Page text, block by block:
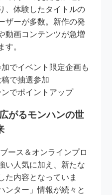
、体験したタイトルの
ザーが多数。新作の発
動画コンテンツが急増
す。
でイベント限定企画も
で抽選参加
でポイントアップ
がるモンハンの世
ース＆オンラインプロ
い人気に加え、新たな
た内容となっていま
ンター」情報が続々と